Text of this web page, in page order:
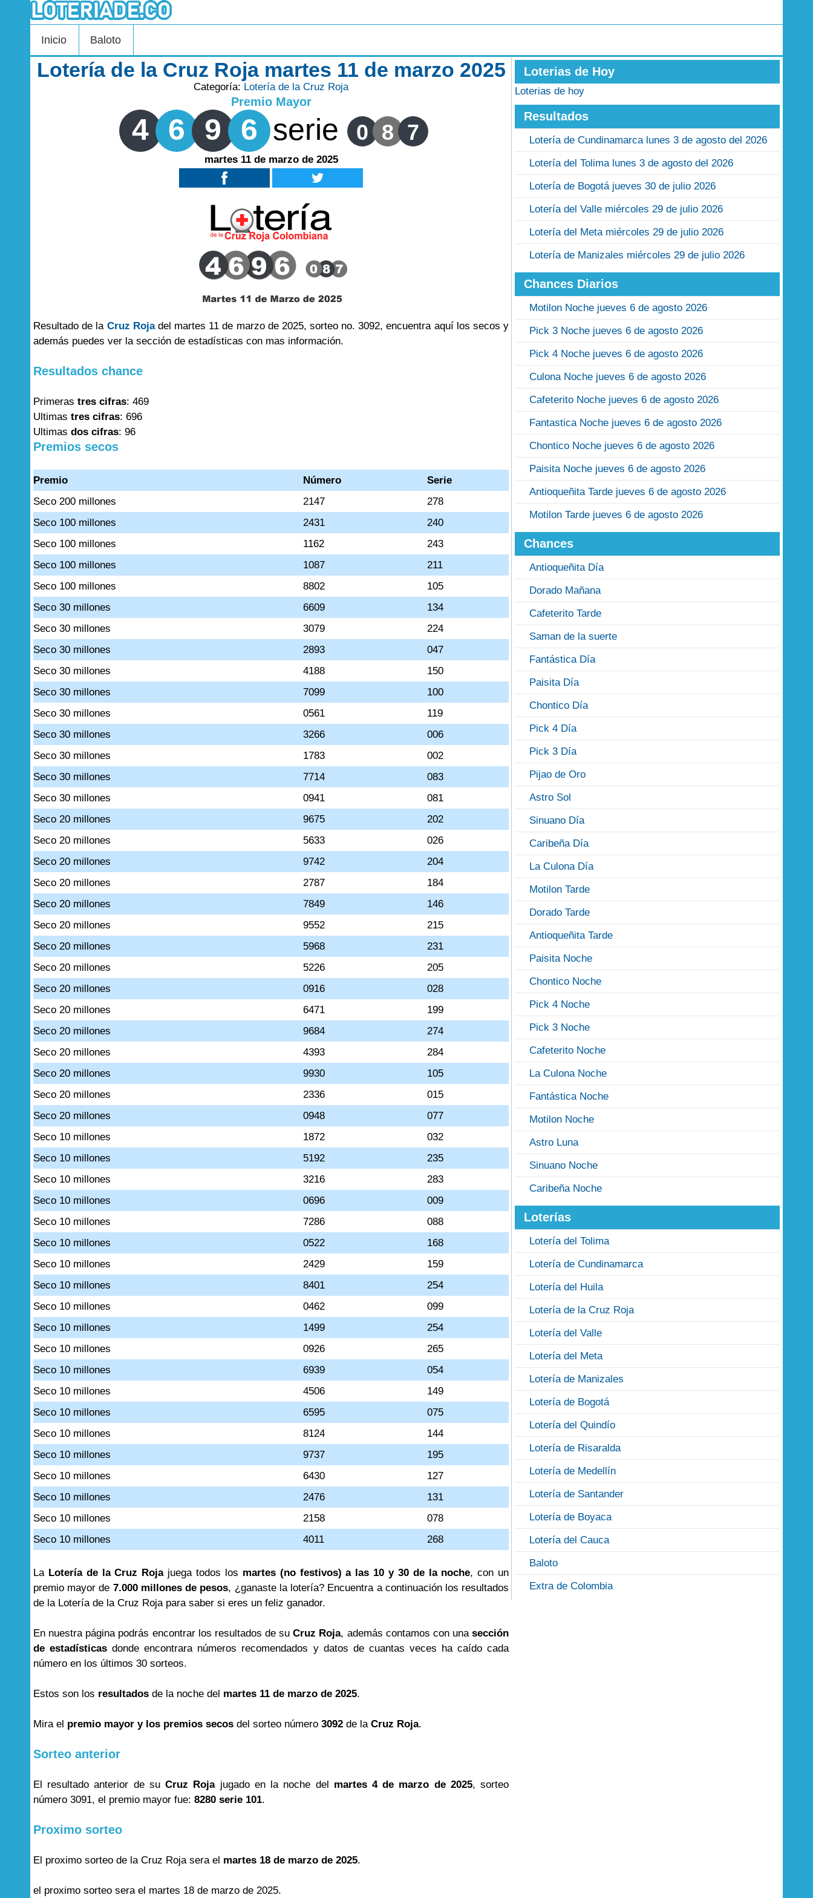
Inicio Baloto
Lotería de la Cruz Roja martes 11 de marzo 2025
Categoría: Lotería de la Cruz Roja
Premio Mayor
4 6 9 6 serie 0 8 7
martes 11 de marzo de 2025
Resultado de la Cruz Rojadel martes 11 de marzo de 2025, sorteo no. 3092, encuentra aquí los secos y
además puedes ver la sección de estadísticas con mas información.
Resultados chance
Primeras tres cifras: 469
Ultimas tres cifras: 696
Ultimas dos cifras: 96
Premios secos
Premio Número
Serie
Seco 200 millones
2147
278
Seco 100 millones
2431
240
Seco 100 millones
1162
243
Seco 100 millones
1087
211
Seco 100 millones
8802
105
Seco 30 millones
6609
134
Seco 30 millones
3079
224
Seco 30 millones
2893
047
Seco 30 millones
4188
150
Seco 30 millones
7099
100
Seco 30 millones
0561
119
Seco 30 millones
3266
006
Seco 30 millones
1783
002
Seco 30 millones
7714
083
Seco 30 millones
0941
081
Seco 20 millones
9675
202
Seco 20 millones
5633
026
Seco 20 millones
9742
204
Seco 20 millones
2787
184
Seco 20 millones
7849
146
Seco 20 millones
9552
215
Seco 20 millones
5968
231
Seco 20 millones
5226
205
Seco 20 millones
0916
028
Seco 20 millones
6471
199
Seco 20 millones
9684
274
Seco 20 millones
4393
284
Seco 20 millones
9930
105
Seco 20 millones
2336
015
Seco 20 millones
0948
077
Seco 10 millones
1872
032
Seco 10 millones
5192
235
Seco 10 millones
3216
283
Seco 10 millones
0696
009
Seco 10 millones
7286
088
Seco 10 millones
0522
168
Seco 10 millones
2429
159
Seco 10 millones
8401
254
Seco 10 millones
0462
099
Seco 10 millones
1499
254
Seco 10 millones
0926
265
Seco 10 millones
6939
054
Seco 10 millones
4506
149
Seco 10 millones
6595
075
Seco 10 millones
8124
144
Seco 10 millones
9737
195
Seco 10 millones
6430
127
Seco 10 millones
2476
131
Seco 10 millones
2158
078
Seco 10 millones
4011 268
La Lotería de la Cruz Rojajuega todos los martes (no festivos) a las 10 y 30 de la noche, con un
premio mayor de 7.000 millones de pesos, ¿ganaste la lotería? Encuentra a continuación los resultados
de la Lotería de la Cruz Roja para saber si eres un feliz ganador.
En nuestra página podrás encontrar los resultados de suCruz Roja, además contamos con unasección
de estadísticas donde encontrara números recomendados y datos de cuantas veces ha caído cada
número en los últimos 30 sorteos.
Estos son los resultados de la noche del martes 11 de marzo de 2025.
Mira el premio mayor y los premios secos del sorteo número 3092 de la Cruz Roja.
Sorteo anterior
El resultado anterior de suCruz Rojajugado en la noche del martes 4 de marzo de 2025, sorteo
número 3091, el premio mayor fue: 8280 serie 101.
Proximo sorteo
El proximo sorteo de la Cruz Roja sera el martes 18 de marzo de 2025.
el proximo sorteo sera el martes 18 de marzo de 2025.
Loterias de Hoy
Loterias de hoy
Resultados
Lotería de Cundinamarca lunes 3 de agosto del 2026
Lotería del Tolima lunes 3 de agosto del 2026
Lotería de Bogotá jueves 30 de julio 2026
Lotería del Valle miércoles 29 de julio 2026
Lotería del Meta miércoles 29 de julio 2026
Lotería de Manizales miércoles 29 de julio 2026
Chances Diarios
Motilon Noche jueves 6 de agosto 2026
Pick 3 Noche jueves 6 de agosto 2026
Pick 4 Noche jueves 6 de agosto 2026
Culona Noche jueves 6 de agosto 2026
Cafeterito Noche jueves 6 de agosto 2026
Fantastica Noche jueves 6 de agosto 2026
Chontico Noche jueves 6 de agosto 2026
Paisita Noche jueves 6 de agosto 2026
Antioqueñita Tarde jueves 6 de agosto 2026
Motilon Tarde jueves 6 de agosto 2026
Chances
Antioqueñita Día
Dorado Mañana
Cafeterito Tarde
Saman de la suerte
Fantástica Día
Paisita Día
Chontico Día
Pick 4 Día
Pick 3 Día
Pijao de Oro
Astro Sol
Sinuano Día
Caribeña Día
La Culona Día
Motilon Tarde
Dorado Tarde
Antioqueñita Tarde
Paisita Noche
Chontico Noche
Pick 4 Noche
Pick 3 Noche
Cafeterito Noche
La Culona Noche
Fantástica Noche
Motilon Noche
Astro Luna
Sinuano Noche
Caribeña Noche
Loterías
Lotería del Tolima
Lotería de Cundinamarca
Lotería del Huila
Lotería de la Cruz Roja
Lotería del Valle
Lotería del Meta
Lotería de Manizales
Lotería de Bogotá
Lotería del Quindío
Lotería de Risaralda
Lotería de Medellín
Lotería de Santander
Lotería de Boyaca
Lotería del Cauca
Baloto
Extra de Colombia